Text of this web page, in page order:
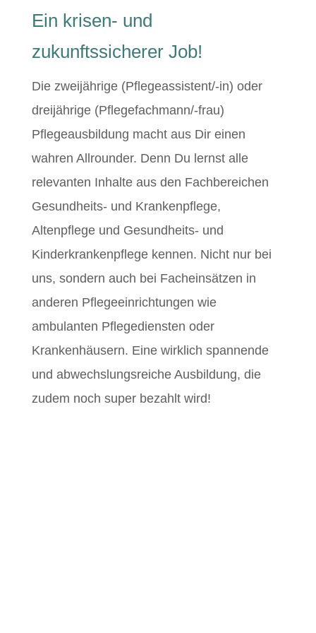
Ein krisen- und
zukunftssicherer Job!
Die zweijährige (Pflegeassistent/-in) oder
dreijährige (Pflegefachmann/-frau)
Pflegeausbildung macht aus Dir einen
wahren Allrounder. Denn Du lernst alle
relevanten Inhalte aus den Fachbereichen
Gesundheits- und Krankenpflege,
Altenpflege und Gesundheits- und
Kinderkrankenpflege kennen. Nicht nur bei
uns, sondern auch bei Facheinsätzen in
anderen Pflegeeinrichtungen wie
ambulanten Pflegediensten oder
Krankenhäusern. Eine wirklich spannende
und abwechslungsreiche Ausbildung, die
zudem noch super bezahlt wird!